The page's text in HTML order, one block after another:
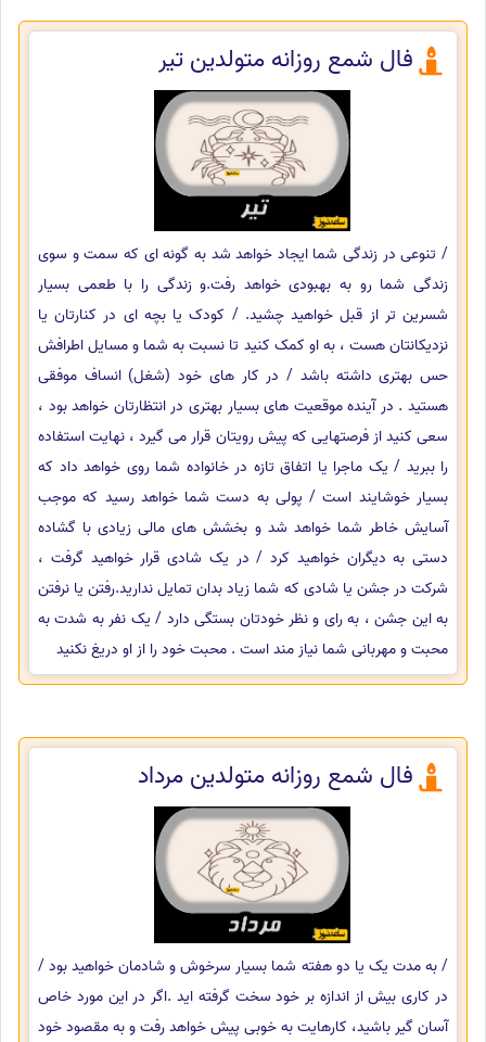
فال شمع روزانه متولدین تیر
/ تنوعی در زندگی شما ایجاد خواهد شد به گونه ای که سمت و سوی
زندگی شما رو به بهبودی خواهد رفت.و زندگی را با طعمی بسیار
شسرین تر از قبل خواهید چشید. / کودک یا بچه ای در کنارتان یا
نزدیکانتان هست ، به او کمک کنید تا نسبت به شما و مسایل اطرافش
حس بهتری داشته باشد / در کار های خود (شغل) انساف موفقی
هستید . در آینده موقعیت های بسیار بهتری در انتظارتان خواهد بود ،
سعی کنید از فرصتهایی که پیش رویتان قرار می گیرد ، نهایت استفاده
را ببرید / یک ماجرا یا اتفاق تازه در خانواده شما روی خواهد داد که
بسیار خوشایند است / پولی به دست شما خواهد رسید که موجب
آسایش خاطر شما خواهد شد و بخشش های مالی زیادی با گشاده
دستی به دیگران خواهید کرد / در یک شادی قرار خواهید گرفت ،
شرکت در جشن یا شادی که شما زیاد بدان تمایل ندارید.رفتن یا نرفتن
به این جشن ، به رای و نظر خودتان بستگی دارد / یک نفر به شدت به
محبت و مهربانی شما نیاز مند است . محبت خود را از او دریغ نکنید
فال شمع روزانه متولدین مرداد
/ به مدت یک یا دو هفته شما بسیار سرخوش و شادمان خواهید بود /
در کاری بیش از اندازه بر خود سخت گرفته اید .اگر در این مورد خاص
آسان گیر باشید، کارهایت به خوبی پیش خواهد رفت و به مقصود خود